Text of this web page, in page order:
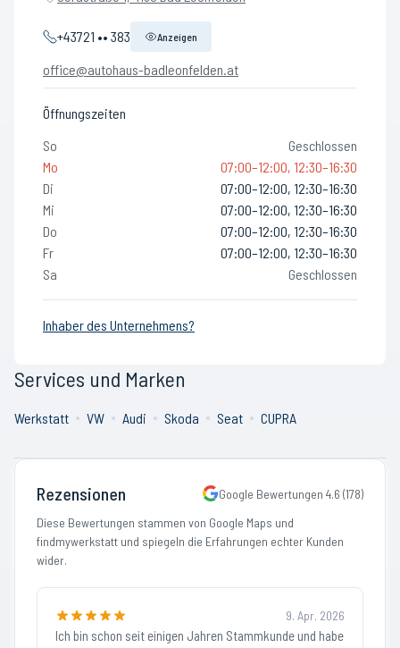
+43721 •• 383 Anzeigen
office@autohaus-badleonfelden.at
Öffnungszeiten
So
Geschlossen
Mo
07:00–12:00, 12:30–16:30
Di
07:00–12:00, 12:30–16:30
Mi
07:00–12:00, 12:30–16:30
Do
07:00–12:00, 12:30–16:30
Fr
07:00–12:00, 12:30–16:30
Sa
Geschlossen
Inhaber des Unternehmens?
Services und Marken
Werkstatt VW Audi Skoda Seat CUPRA
Rezensionen Google Bewertungen 4.6 (178)
Diese Bewertungen stammen von Google Maps und
findmywerkstatt und spiegeln die Erfahrungen echter Kunden
wider.
9. Apr. 2026
Ich bin schon seit einigen Jahren Stammkunde und habe